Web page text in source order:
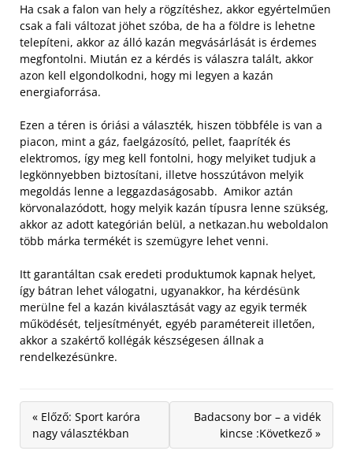
Ha csak a falon van hely a rögzítéshez, akkor egyértelműen
csak a fali változat jöhet szóba, de ha a földre is lehetne
telepíteni, akkor az álló kazán megvásárlását is érdemes
megfontolni. Miután ez a kérdés is válaszra talált, akkor
azon kell elgondolkodni, hogy mi legyen a kazán
energiaforrása.
Ezen a téren is óriási a választék, hiszen többféle is van a
piacon, mint a gáz, faelgázosító, pellet, faapríték és
elektromos, így meg kell fontolni, hogy melyiket tudjuk a
legkönnyebben biztosítani, illetve hosszútávon melyik
megoldás lenne a leggazdaságosabb. Amikor aztán
körvonalazódott, hogy melyik kazán típusra lenne szükség,
akkor az adott kategórián belül, a netkazan.hu weboldalon
több márka termékét is szemügyre lehet venni.
Itt garantáltan csak eredeti produktumok kapnak helyet,
így bátran lehet válogatni, ugyanakkor, ha kérdésünk
merülne fel a kazán kiválasztását vagy az egyik termék
működését, teljesítményét, egyéb paramétereit illetően,
akkor a szakértő kollégák készségesen állnak a
rendelkezésünkre.
« Előző: Sport karóra
nagy választékban
Badacsony bor – a vidék
kincse :Következő »